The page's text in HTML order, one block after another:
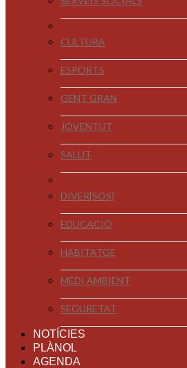
CULTURA
ESPORTS
GENT GRAN
JOVENTUT
SALUT
DIVER[SOS]
EDUCACIÓ
HABITATGE
MEDI AMBIENT
SEGURETAT
NOTÍCIES
PLÀNOL
AGENDA